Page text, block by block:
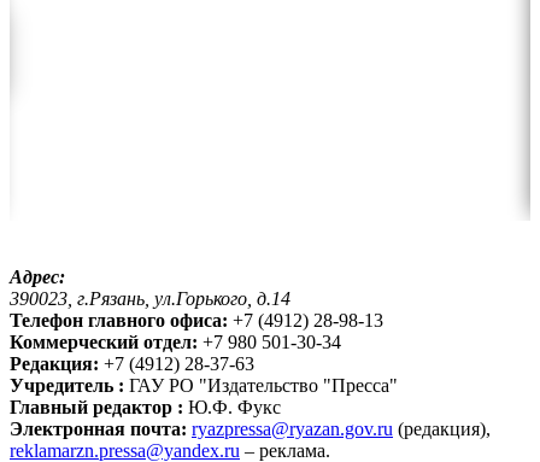
Адрес:
390023, г.Рязань, ул.Горького, д.14
Телефон главного офиса: +7 (4912) 28-98-13
Коммерческий отдел: +7 980 501-30-34
Редакция: +7 (4912) 28-37-63
Учредитель : ГАУ РО "Издательство "Пресса"
Главный редактор : Ю.Ф. Фукс
Электронная почта: ryazpressa@ryazan.gov.ru (редакция),
reklamarzn.pressa@yandex.ru – реклама.